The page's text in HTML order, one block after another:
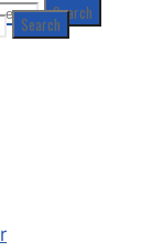
Search
Search